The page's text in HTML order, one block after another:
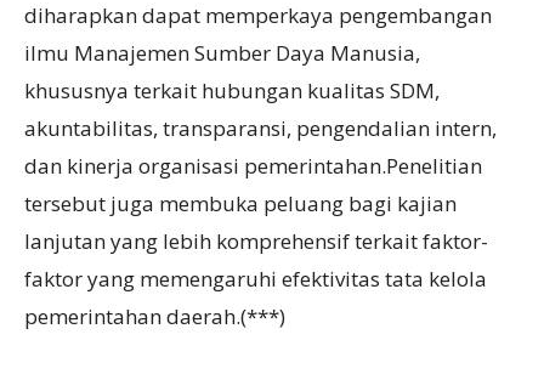
diharapkan dapat memperkaya pengembangan
ilmu Manajemen Sumber Daya Manusia,
khususnya terkait hubungan kualitas SDM,
akuntabilitas, transparansi, pengendalian intern,
dan kinerja organisasi pemerintahan.Penelitian
tersebut juga membuka peluang bagi kajian
lanjutan yang lebih komprehensif terkait faktor-
faktor yang memengaruhi efektivitas tata kelola
pemerintahan daerah.(***)